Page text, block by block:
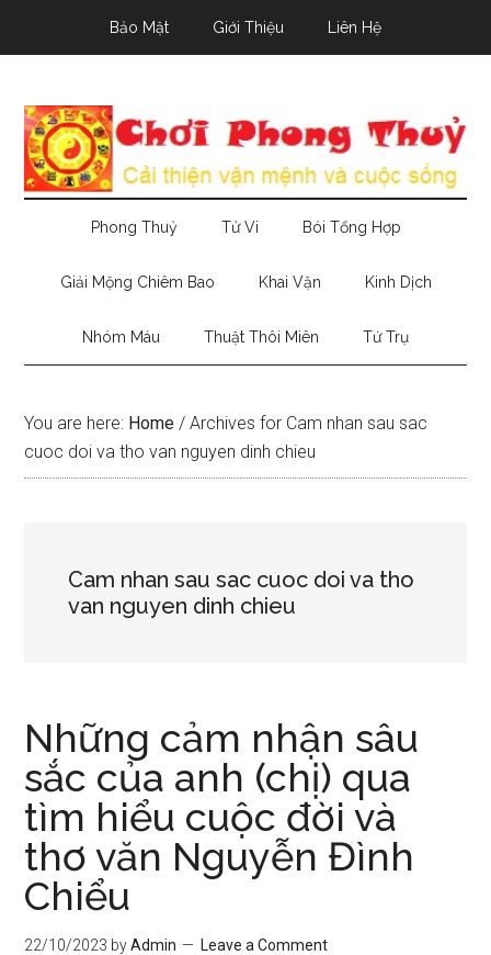
Bảo Mật Giới Thiệu Liên Hệ
Phong Thuỷ Tử Vi Bói Tổng Hợp
Giải Mộng Chiêm Bao Khai Vận Kinh Dịch
Nhóm Máu Thuật Thôi Miên Tứ Trụ
You are here: Home / Archives for Cam nhan sau sac
cuoc doi va tho van nguyen dinh chieu
Cam nhan sau sac cuoc doi va tho
van nguyen dinh chieu
Những cảm nhận sâu
sắc của anh (chị) qua
tìm hiểu cuộc đời và
thơ văn Nguyễn Đình
Chiểu
22/10/2023 byAdmin Leave a Comment